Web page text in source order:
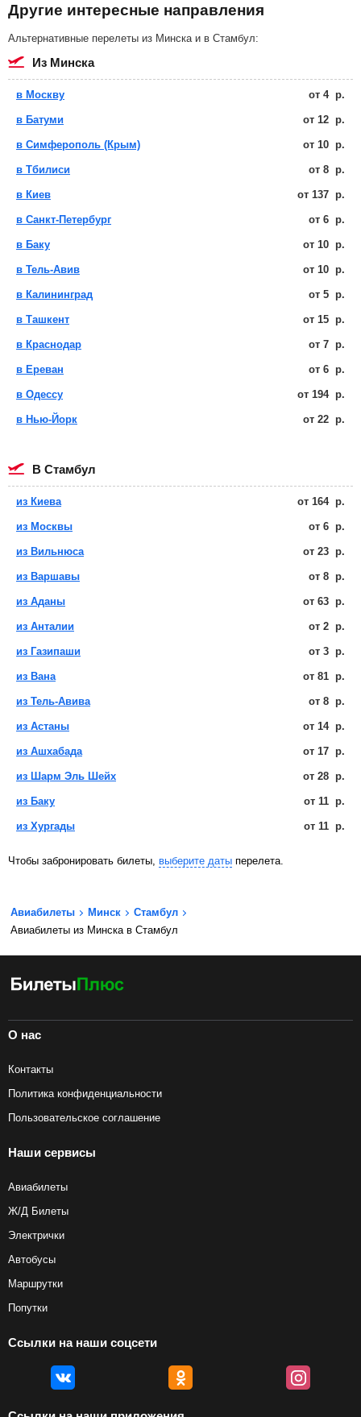
Другие интересные направления
Альтернативные перелеты из Минска и в Стамбул:
из Минска
в Москву от 4 р.
в Батуми от 12 р.
в Симферополь (Крым) от 10 р.
в Тбилиси от 8 р.
в Киев от 137 р.
в Санкт-Петербург от 6 р.
в Баку от 10 р.
в Тель-Авив от 10 р.
в Калининград от 5 р.
в Ташкент от 15 р.
в Краснодар от 7 р.
в Ереван от 6 р.
в Одессу от 194 р.
в Нью-Йорк от 22 р.
в Стамбул
из Киева от 164 р.
из Москвы от 6 р.
из Вильнюса от 23 р.
из Варшавы от 8 р.
из Аданы от 63 р.
из Анталии от 2 р.
из Газипаши от 3 р.
из Вана от 81 р.
из Тель-Авива от 8 р.
из Астаны от 14 р.
из Ашхабада от 17 р.
из Шарм Эль Шейх от 28 р.
из Баку от 11 р.
из Хургады от 11 р.
Чтобы забронировать билеты, выберите даты перелета.
Авиабилеты Минск
Стамбул
Авиабилеты из Минска в Стамбул
О нас
Контакты
Политика конфиденциальности
Пользовательское соглашение
Наши сервисы
Авиабилеты
Ж/Д Билеты
Электрички
Автобусы
Маршрутки
Попутки
Ссылки на наши соцсети